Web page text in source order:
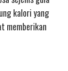
kalori yang
memberikan